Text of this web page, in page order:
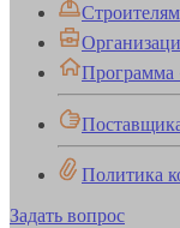
Строителям
Программа
Политика
Задать вопрос